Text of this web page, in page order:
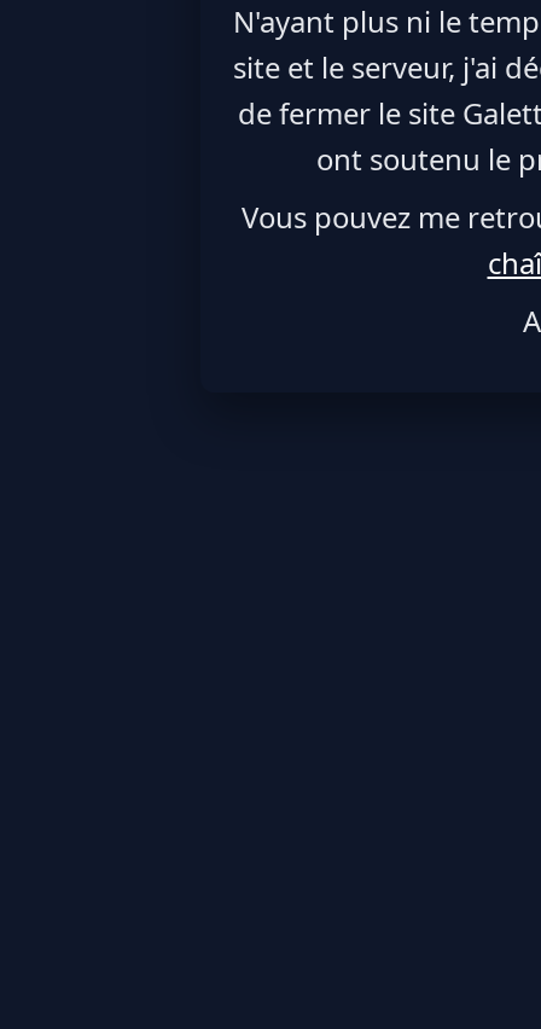
N'ayant plus ni le
site et le serveur, j'ai
de fermer le site
ont soutenu le
Vous pouvez me